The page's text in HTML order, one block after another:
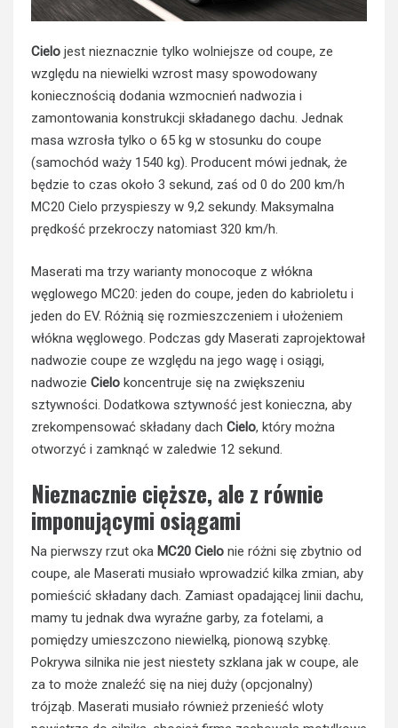
Cielo jest nieznacznie tylko wolniejsze od coupe, ze
względu na niewielki wzrost masy spowodowany
koniecznością dodania wzmocnień nadwozia i
zamontowania konstrukcji składanego dachu. Jednak
masa wzrosła tylko o 65 kg w stosunku do coupe
(samochód waży 1540 kg). Producent mówi jednak, że
będzie to czas około 3 sekund, zaś od 0 do 200 km/h
MC20 Cielo przyspieszy w 9,2 sekundy. Maksymalna
prędkość przekroczy natomiast 320 km/h.
Maserati ma trzy warianty monocoque z włókna
węglowego MC20: jeden do coupe, jeden do kabrioletu i
jeden do EV. Różnią się rozmieszczeniem i ułożeniem
włókna węglowego. Podczas gdy Maserati zaprojektował
nadwozie coupe ze względu na jego wagę i osiągi,
nadwozie Cielo koncentruje się na zwiększeniu
sztywności. Dodatkowa sztywność jest konieczna, aby
zrekompensować składany dach Cielo, który można
otworzyć i zamknąć w zaledwie 12 sekund.
Nieznacznie cięższe, ale z równie
imponującymi osiągami
Na pierwszy rzut oka MC20 Cielo nie różni się zbytnio od
coupe, ale Maserati musiało wprowadzić kilka zmian, aby
pomieścić składany dach. Zamiast opadającej linii dachu,
mamy tu jednak dwa wyraźne garby, za fotelami, a
pomiędzy umieszczono niewielką, pionową szybkę.
Pokrywa silnika nie jest niestety szklana jak w coupe, ale
za to może znaleźć się na niej duży (opcjonalny)
trójząb. Maserati musiało również przenieść wloty